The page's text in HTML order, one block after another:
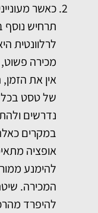
כאשר
תרחיש
לרלוונטית
מכירה פשוט,
אין את
של טסט
נדרשים
במקרים
אופציה
להימנע
המכירה.
להיפרד